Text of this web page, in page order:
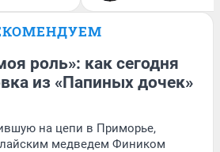
роль»: как сегодня
из «Папиных дочек»
на цепи в Приморье,
медведем Фиником